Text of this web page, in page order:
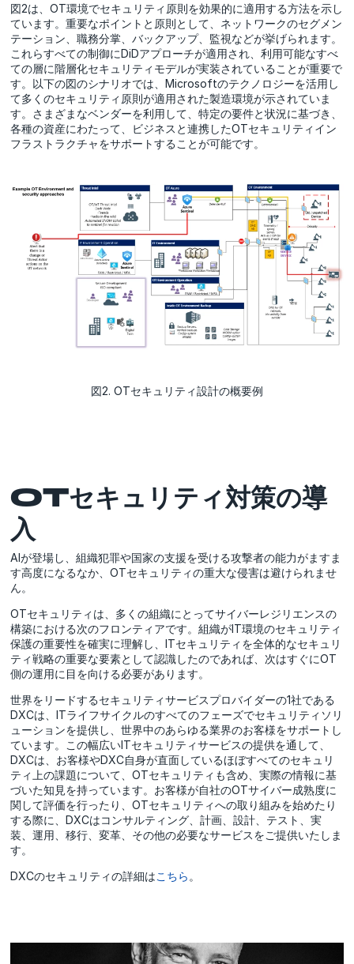
図2は、OT環境でセキュリティ原則を効果的に適用する方法を示し
ています。重要なポイントと原則として、ネットワークのセグメン
テーション、職務分掌、バックアップ、監視などが挙げられます。
これらすべての制御にDiDアプローチが適用され、利用可能なすべ
ての層に階層化セキュリティモデルが実装されていることが重要で
す。以下の図のシナリオでは、Microsoftのテクノロジーを活用し
て多くのセキュリティ原則が適用された製造環境が示されていま
す。さまざまなベンダーを利用して、特定の要件と状況に基づき、
各種の資産にわたって、ビジネスと連携したOTセキュリティイン
フラストラクチャをサポートすることが可能です。
図2. OTセキュリティ設計の概要例
OTセキュリティ対策の導
入
AIが登場し、組織犯罪や国家の支援を受ける攻撃者の能力がますま
す高度になるなか、OTセキュリティの重大な侵害は避けられませ
ん。
OTセキュリティは、多くの組織にとってサイバーレジリエンスの
構築における次のフロンティアです。組織がIT環境のセキュリティ
保護の重要性を確実に理解し、ITセキュリティを全体的なセキュリ
ティ戦略の重要な要素として認識したのであれば、次はすぐにOT
側の運用に目を向ける必要があります。
世界をリードするセキュリティサービスプロバイダーの1社である
DXCは、ITライフサイクルのすべてのフェーズでセキュリティソリ
ューションを提供し、世界中のあらゆる業界のお客様をサポートし
ています。この幅広いITセキュリティサービスの提供を通して、
DXCは、お客様やDXC自身が直面しているほぼすべてのセキュリ
ティ上の課題について、OTセキュリティも含め、実際の情報に基
づいた知見を持っています。お客様が自社のOTサイバー成熟度に
関して評価を行ったり、OTセキュリティへの取り組みを始めたり
する際に、DXCはコンサルティング、計画、設計、テスト、実
装、運用、移行、変革、その他の必要なサービスをご提供いたしま
す。
DXCのセキュリティの詳細はこちら 。